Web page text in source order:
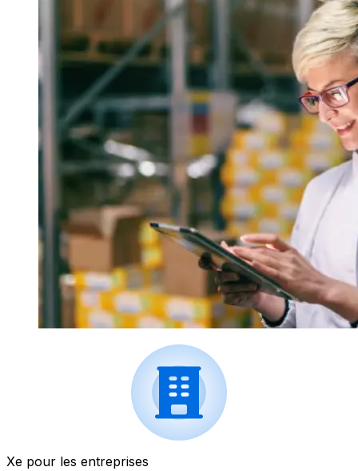
Xe pour les entreprises